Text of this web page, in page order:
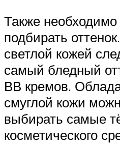
Также
подбирать
светлой кожей
самый бледный
ВВ кремов.
смуглой кожи
выбирать самые
косметического